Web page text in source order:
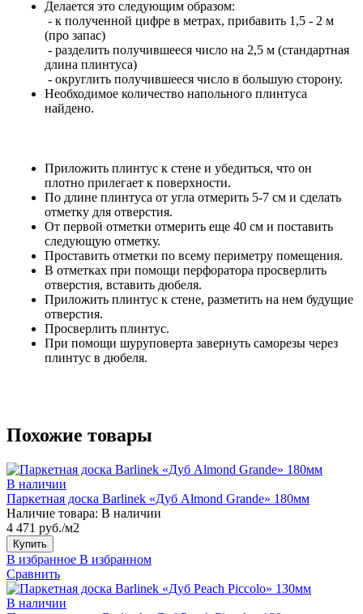
Делается это следующим образом:
- к полученной цифре в метрах, прибавить 1,5 - 2 м
(про запас)
- разделить получившееся число на 2,5 м (стандартная
длина плинтуса)
- округлить получившееся число в большую сторону.
Необходимое количество напольного плинтуса
найдено.
Приложить плинтус к стене и убедиться, что он
плотно прилегает к поверхности.
По длине плинтуса от угла отмерить 5-7 см и сделать
отметку для отверстия.
От первой отметки отмерить еще 40 см и поставить
следующую отметку.
Проставить отметки по всему периметру помещения.
В отметках при помощи перфоратора просверлить
отверстия, вставить дюбеля.
Приложить плинтус к стене, разметить на нем будущие
отверстия.
Просверлить плинтус.
При помощи шуруповерта завернуть саморезы через
плинтус в дюбеля.
Похожие товары
В наличии
Паркетная доска Barlinek «Дуб Almond Grande» 180мм
Наличие товара: В наличии
4 471 руб./м2
Купить
В избранное В избранном
Сравнить
В наличии